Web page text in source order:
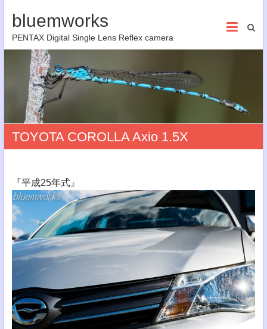
bluemworks
PENTAX Digital Single Lens Reflex camera
TOYOTA COROLLA Axio 1.5X
『平成25年式』